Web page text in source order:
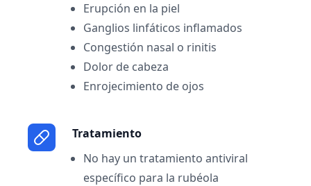
Erupción en la piel
Ganglios linfáticos inflamados
Congestión nasal o rinitis
Dolor de cabeza
Enrojecimiento de ojos
Tratamiento
No hay un tratamiento antiviral
específico para la rubéola